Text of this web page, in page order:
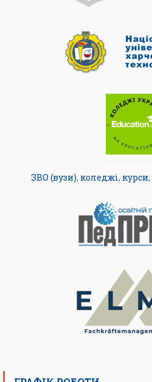
ЗВО (вузи), коледжі, курси,